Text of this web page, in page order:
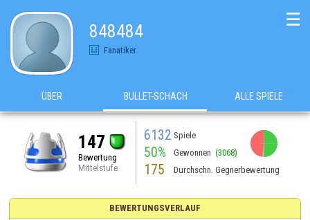
848484
Fanatiker
☰
ÜBER BULLET-SCHACH ALLE SPIELE
147
Bewertung
Mittelstufe
6132 Spiele
50% Gewonnen (3068)
175 Durchschn. Gegnerbewertung
BEWERTUNGSVERLAUF